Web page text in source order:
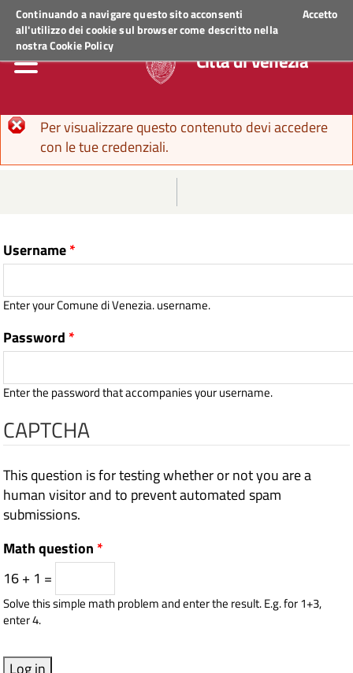
Continuando a navigare questo sito acconsenti
all'utilizzo dei cookie sul browser come descritto nella
nostraCookie Policy
Accetto
Regione Veneto ACCEDI AI SERVIZI
Città di Venezia
Error message
Per visualizzare questo contenuto devi accedere
con le tue credenziali.
Username*
Enter your Comune di Venezia. username.
Password *
Enter the password that accompanies your username.
CAPTCHA
This question is for testing whether or not you are a
human visitor and to prevent automated spam
submissions.
Math question *
16 + 1 =
Solve this simple math problem and enter the result. E.g. for 1+3,
enter 4.